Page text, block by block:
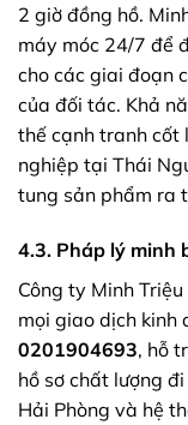
2 giờ đồng hồ.
máy móc 24/7 để
cho các giai đoạn
của đối tác. Khả
thế cạnh tranh cốt
nghiệp tại Thái
tung sản phẩm ra
4.3. Pháp lý minh
Công ty Minh
mọi giao dịch kinh
0201904693, hỗ
hồ sơ chất lượng
Hải Phòng và hệ